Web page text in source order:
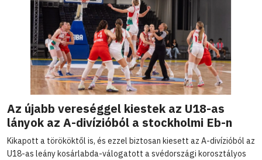
Az újabb vereséggel kiestek az U18-as
lányok az A-divízióból a stockholmi Eb-n
Kikapott a törököktől is, és ezzel biztosan kiesett az A-divízióból az
U18-as leány kosárlabda-válogatott a svédországi korosztályos